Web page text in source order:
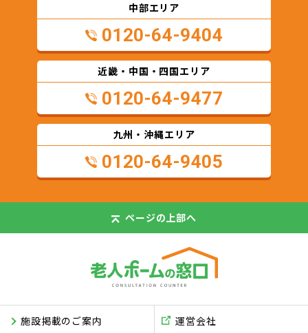
中部エリア
0120-64-9404
近畿・中国・四国エリア
0120-64-9477
九州・沖縄エリア
0120-64-9405
ページの上部へ
施設掲載のご案内 運営会社